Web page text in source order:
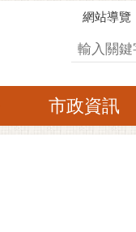
網站導覽
搜尋
市政資訊